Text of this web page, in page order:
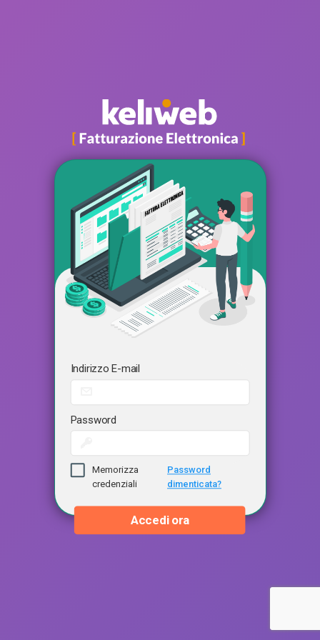
Indirizzo E-mail
Password
Memorizza
credenziali
Password
dimenticata?
Accedi ora